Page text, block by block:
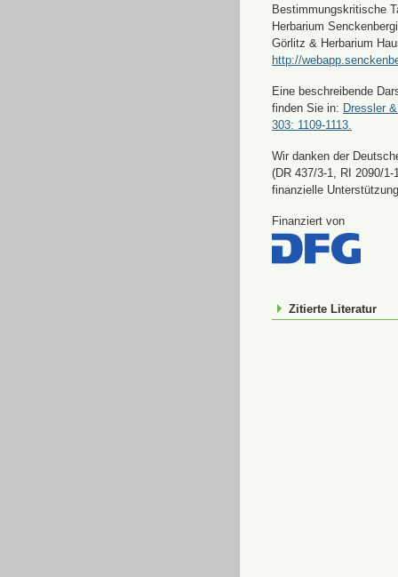
Bestimmungskritische
Herbarium
Görlitz & Herbarium
http://
Eine beschreibende
finden Sie in: Dressler
303: 1109-1113.
Wir danken der
(DR 437/3-1, RI 2090/
finanzielle
Finanziert von
Zitierte Literatur